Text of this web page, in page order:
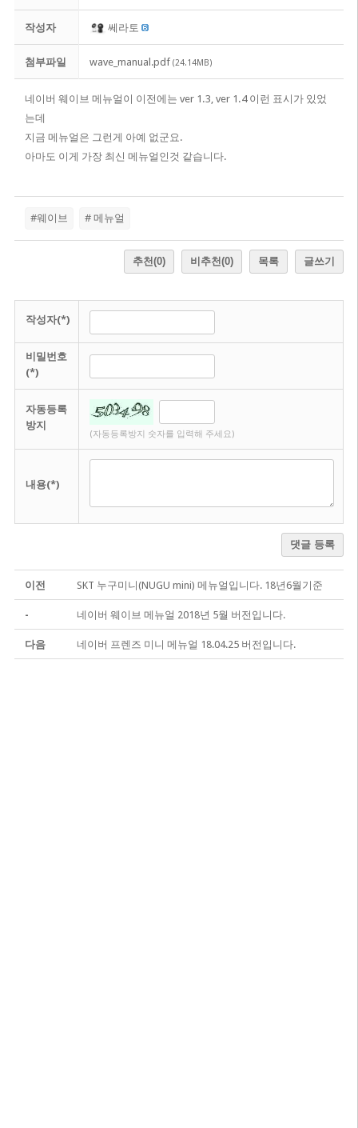
작성자 쎄라토
첨부파일 wave_manual.pdf (24.14MB)
네이버 웨이브 메뉴얼이 이전에는 ver 1.3, ver 1.4 이런 표시가 있었
는데
지금 메뉴얼은 그런게 아예 없군요.
아마도 이게 가장 최신 메뉴얼인것 같습니다.
#웨이브 # 메뉴얼
추천(0) 비추천(0) 목록 글쓰기
작성자(*)
비밀번호
(*)
자동등록
방지
(자동등록방지 숫자를 입력해 주세요)
내용(*)
댓글 등록
이전 SKT 누구미니(NUGU mini) 메뉴얼입니다. 18년6월기준
- 네이버 웨이브 메뉴얼 2018년 5월 버전입니다.
다음 네이버 프렌즈 미니 메뉴얼 18.04.25 버전입니다.